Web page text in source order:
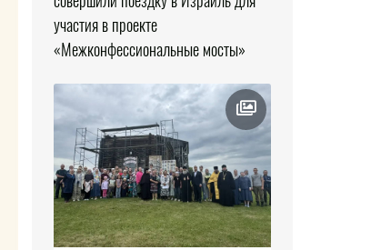
участия в проекте
«Межконфессиональные мосты»